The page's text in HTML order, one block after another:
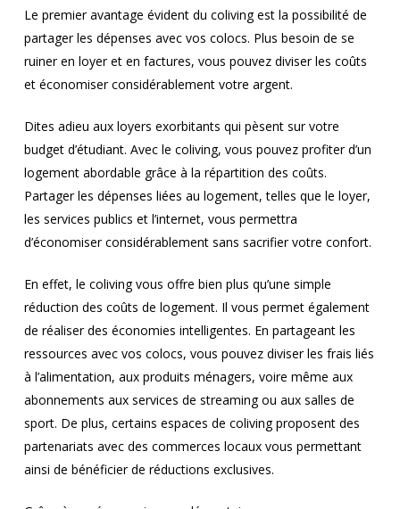
Le premier avantage évident du coliving est la possibilité de
partager les dépenses avec vos colocs. Plus besoin de se
ruiner en loyer et en factures, vous pouvez diviser les coûts
et économiser considérablement votre argent.
Dites adieu aux loyers exorbitants qui pèsent sur votre
budget d’étudiant. Avec le coliving, vous pouvez profiter d’un
logement abordable grâce à la répartition des coûts.
Partager les dépenses liées au logement, telles que le loyer,
les services publics et l’internet, vous permettra
d’économiser considérablement sans sacrifier votre confort.
En effet, le coliving vous offre bien plus qu’une simple
réduction des coûts de logement. Il vous permet également
de réaliser des économies intelligentes. En partageant les
ressources avec vos colocs, vous pouvez diviser les frais liés
à l’alimentation, aux produits ménagers, voire même aux
abonnements aux services de streaming ou aux salles de
sport. De plus, certains espaces de coliving proposent des
partenariats avec des commerces locaux vous permettant
ainsi de bénéficier de réductions exclusives.